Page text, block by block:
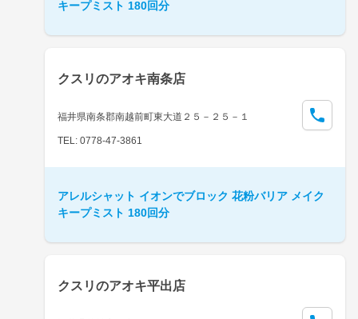
キープミスト 180回分
クスリのアオキ南条店
福井県南条郡南越前町東大道２５－２５－１
TEL: 0778-47-3861
アレルシャット イオンでブロック 花粉バリア メイク
キープミスト 180回分
クスリのアオキ平出店